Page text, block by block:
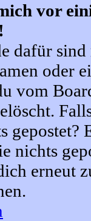
vor
dafür sind
oder
vom
gepostet?
nichts
erneut